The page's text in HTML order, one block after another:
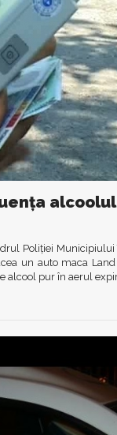
Poliţiei
un auto maca
alcool pur în aerul